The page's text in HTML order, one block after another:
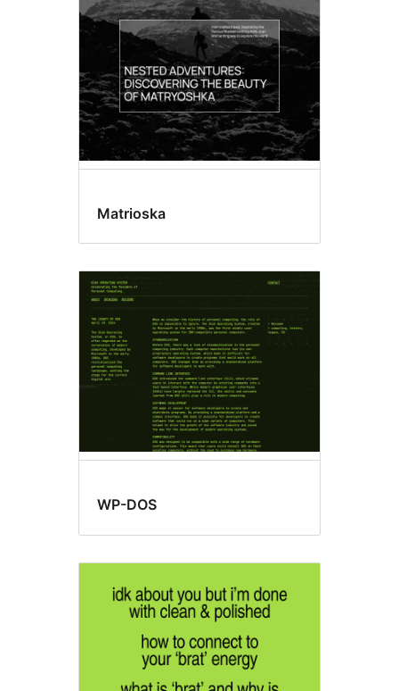
Matrioska
WP-DOS